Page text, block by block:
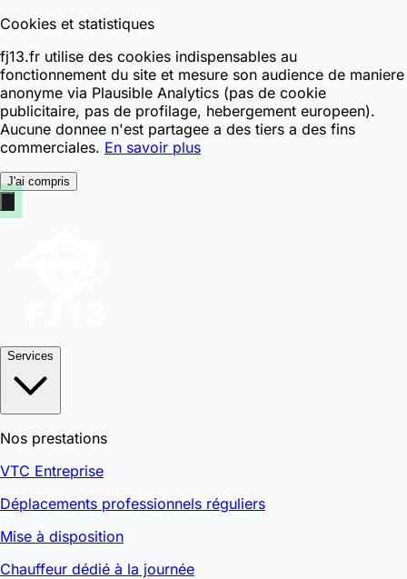
Cookies et statistiques
fj13.fr utilise des cookies indispensables au
fonctionnement du site et mesure son audience de maniere
anonyme via Plausible Analytics (pas de cookie
publicitaire, pas de profilage, hebergement europeen).
Aucune donnee n'est partagee a des tiers a des fins
commerciales. En savoir plus
J'ai compris
Services
Nos prestations
VTC Entreprise
Déplacements professionnels réguliers
Mise à disposition
Chauffeur dédié à la journée